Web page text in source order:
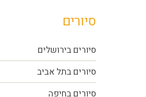
סיורים
סיורים בירושלים
סיורים בתל אביב
סיורים בחיפה